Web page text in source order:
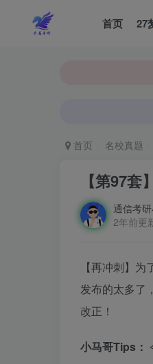
首页 27
首页 名校真题
【第97
通信考
2年前更
【再冲刺】
发布的太多了
改正！
小马哥Tips：